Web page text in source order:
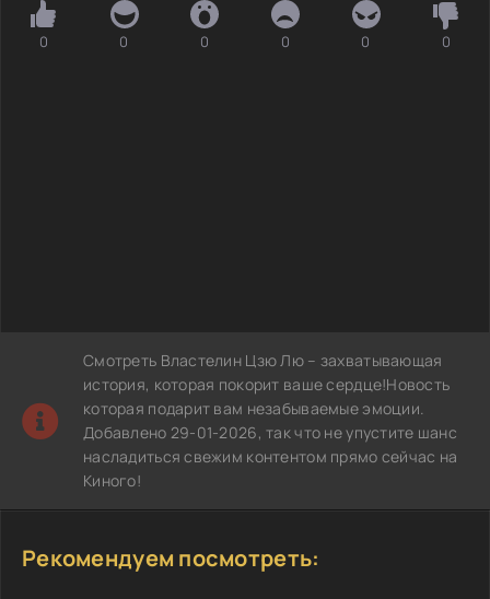
0 0 0 0 0 0
Смотреть Властелин Цзю Лю – захватывающая
история, которая покорит ваше сердце!Новость
которая подарит вам незабываемые эмоции.
Добавлено 29-01-2026, так что не упустите шанс
насладиться свежим контентом прямо сейчас на
Киного!
Рекомендуем посмотреть: